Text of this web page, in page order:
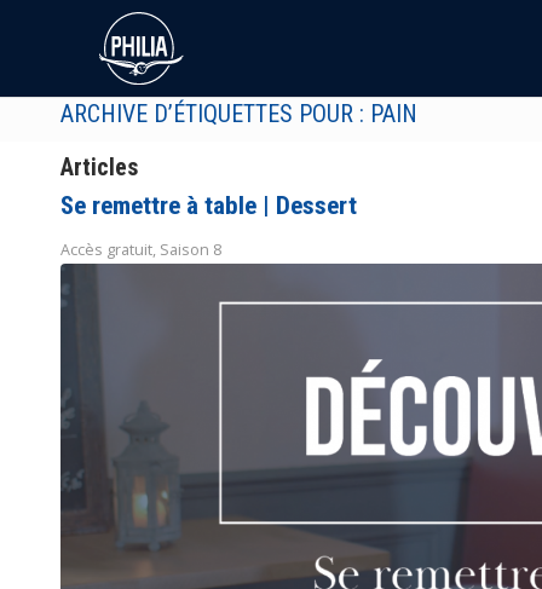
ARCHIVE D’ÉTIQUETTES POUR : PAIN
Articles
Se remettre à table | Dessert
Accès gratuit, Saison 8